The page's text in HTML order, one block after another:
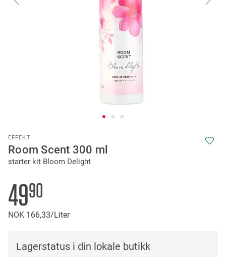
EFFEKT
Room Scent 300 ml
starter kit Bloom Delight
4990
NOK 16633/Liter
Lagerstatus i din lokale butikk
to
the
beginning
the
images
gallery